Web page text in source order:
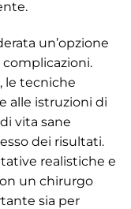
un’opzione
complicazioni.
le tecniche
alle istruzioni di
vita sane
dei risultati.
realistiche e
un chirurgo
sia per